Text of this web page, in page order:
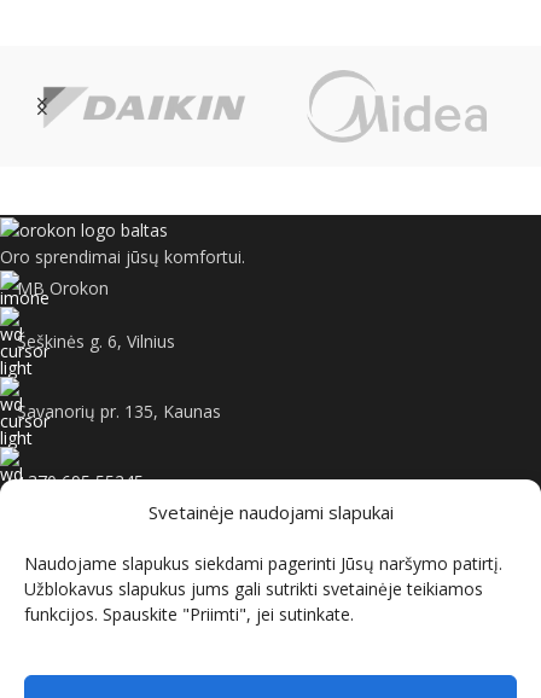
Svetainėje naudojami slapukai
Naudojame slapukus siekdami pagerinti Jūsų naršymo patirtį.
Užblokavus slapukus jums gali sutrikti svetainėje teikiamos
funkcijos. Spauskite "Priimti", jei sutinkate.
Oro sprendimai jūsų komfortui.
MB Orokon
Šeškinės g. 6, Vilnius
Savanorių pr. 135, Kaunas
+370 695 55245
INFORMACIJA
PIRKIMO SĄLYGOS